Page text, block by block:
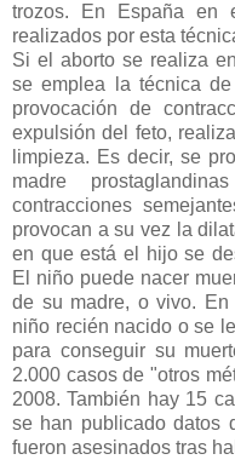
trozos. En España en
realizados por esta
Si el aborto se realiza
se emplea la técnica
provocación de
expulsión del feto,
limpieza. Es decir, se
madre
contracciones
provocan a su vez la
en que está el hijo se
El niño puede nacer
de su madre, o vivo.
niño recién nacido o se
para conseguir su
2.000 casos de "otros
2008. También hay 15
se han publicado datos
fueron asesinados tras